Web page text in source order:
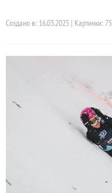
Создано в: 16.03.2025 | Картинки: 75